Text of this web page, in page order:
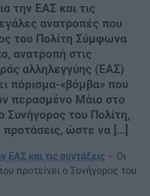
την ΕΑΣ και τις
ανατροπές που
του Πολίτη Σύμφωνα
ανατροπή στις
αλληλεγγύης (ΕΑΣ)
πόρισμα-«βόμβα» που
περασμένο Μάιο στο
Συνήγορος του Πολίτη,
προτάσεις, ώστε να […]
ΕΑΣ και τις συντάξεις – Οι
προτείνει ο Συνήγορος του